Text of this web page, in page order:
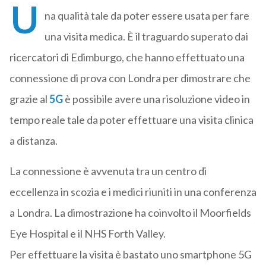
U
na qualità tale da poter essere usata per fare
una visita medica. È il traguardo superato dai
ricercatori di Edimburgo, che hanno effettuato una
connessione di prova con Londra per dimostrare che
grazie al5Gè possibile avere una risoluzione video in
tempo reale tale da poter effettuare una visita clinica
a distanza.
La connessione è avvenuta tra un centro di
eccellenza in scozia e i medici riuniti in una conferenza
a Londra. La dimostrazione ha coinvolto il Moorfields
Eye Hospital e il NHS Forth Valley.
Per effettuare la visita è bastato uno smartphone 5G